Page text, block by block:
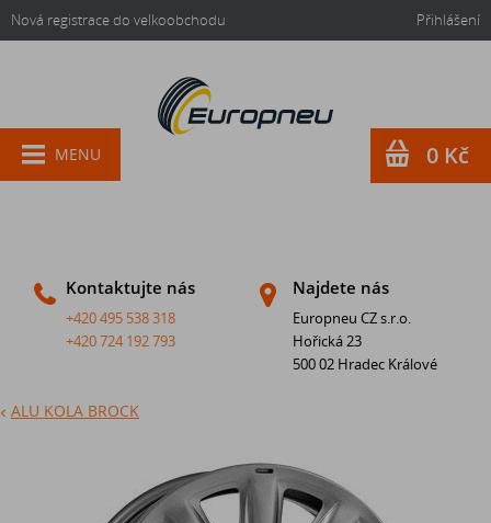
Nová registrace do velkoobchodu Přihlášení
Kontaktujte nás
+420 495 538 318
+420 724 192 793
Najdete nás
Europneu CZ s.r.o.
Hořická 23
500 02 Hradec Králové
MENU 0 Kč
ALU KOLA BROCK